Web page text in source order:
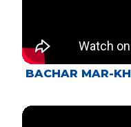
BACHAR MAR-